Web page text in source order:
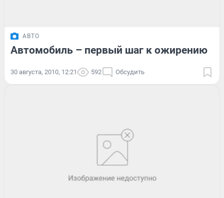
АВТО
Автомобиль – первый шаг к ожирению
30 августа, 2010, 12:21 592 Обсудить